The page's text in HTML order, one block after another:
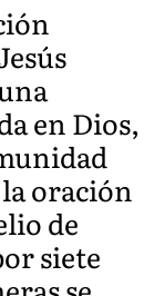
en Dios,
oración
de
siete